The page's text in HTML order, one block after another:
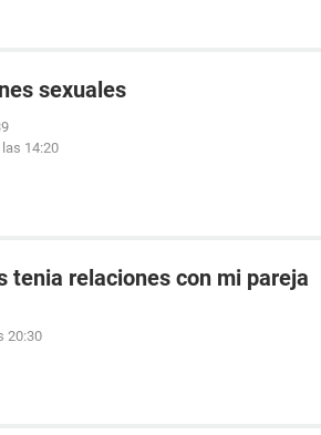
sexuales
14:20
tenia relaciones con mi pareja
20:30